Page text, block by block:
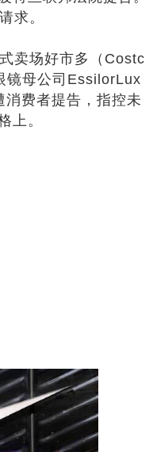
求。
卖场好市多（Costc
镜母公司EssilorLux
费者提告，指控未
上。